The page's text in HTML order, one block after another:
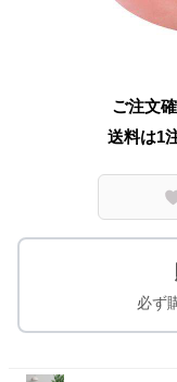
ご注文
送料は1
必ず